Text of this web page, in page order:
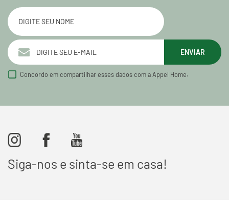
ENVIAR
Concordo em compartilhar esses dados com a Appel Home.
Siga-nos e sinta-se em casa!